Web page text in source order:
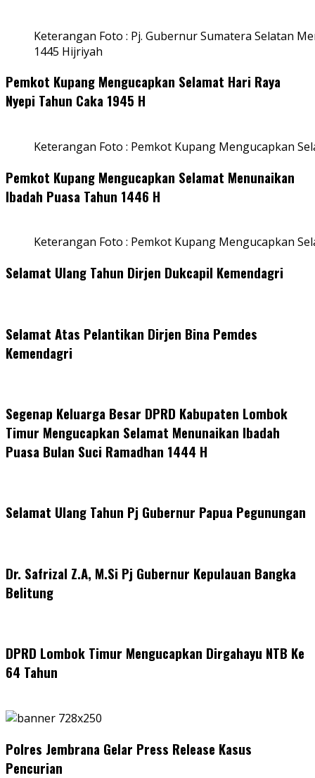
Keterangan Foto : Pj. Gubernur Sumatera Selatan
1445 Hijriyah
Pemkot Kupang Mengucapkan Selamat Hari Raya
Nyepi Tahun Caka 1945 H
Keterangan Foto : Pemkot Kupang Mengucapkan
Pemkot Kupang Mengucapkan Selamat Menunaikan
Ibadah Puasa Tahun 1446 H
Keterangan Foto : Pemkot Kupang Mengucapkan
Selamat Ulang Tahun Dirjen Dukcapil Kemendagri
Selamat Atas Pelantikan Dirjen Bina Pemdes
Kemendagri
Segenap Keluarga Besar DPRD Kabupaten Lombok
Timur Mengucapkan Selamat Menunaikan Ibadah
Puasa Bulan Suci Ramadhan 1444 H
Selamat Ulang Tahun Pj Gubernur Papua Pegunungan
Dr. Safrizal Z.A, M.Si Pj Gubernur Kepulauan Bangka
Belitung
DPRD Lombok Timur Mengucapkan Dirgahayu NTB Ke
64 Tahun
Polres Jembrana Gelar Press Release Kasus
Pencurian